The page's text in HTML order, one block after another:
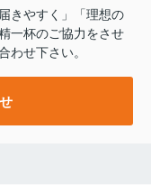
きやすく」「理想の
一杯のご協力をさせ
わせ下さい。